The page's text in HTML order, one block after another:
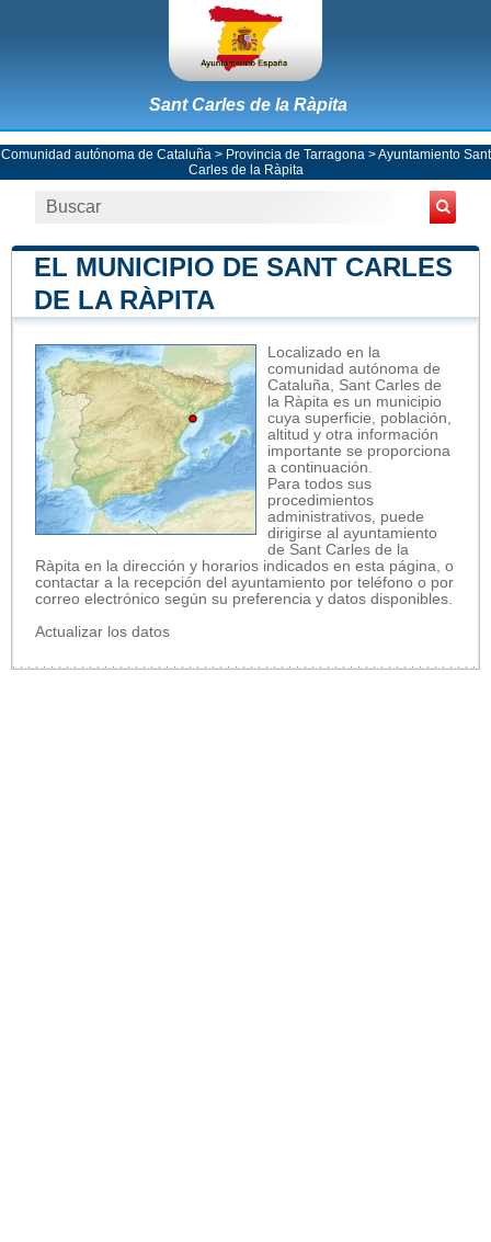
Sant Carles de la Ràpita
Comunidad autónoma de Cataluña > Provincia de Tarragona >Ayuntamiento Sant
Carles de la Ràpita
EL MUNICIPIO DE SANT CARLES
DE LA RÀPITA
Localizado en la
comunidad autónoma de
Cataluña, Sant Carles de
la Ràpita es un municipio
cuya superficie, población,
altitud y otra información
importante se proporciona
a continuación.
Para todos sus
procedimientos
administrativos, puede
dirigirse al ayuntamiento
de Sant Carles de la
Ràpita en la dirección y horarios indicados en esta página, o
contactar a la recepción del ayuntamiento por teléfono o por
correo electrónico según su preferencia y datos disponibles.
Actualizar los datos